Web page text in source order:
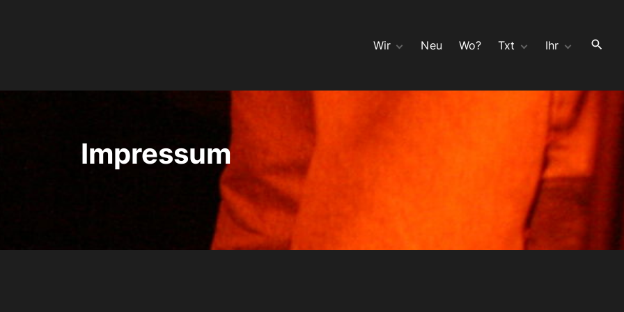
Wir Neu Wo? Txt
Split 10″ mit moloch
Bedeutungsschwang
er mit Zwillingen
Ihr
Bauchladen
Gast
Impressum